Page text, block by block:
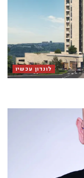
לונדון עכשיו